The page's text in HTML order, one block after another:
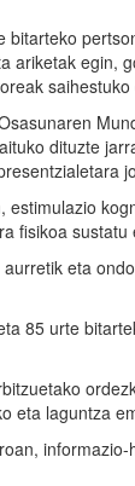
bitarteko
ariketak egin,
saihestuko
dituzte
estimulazio
fisikoa
eta
85 urte
eta laguntza